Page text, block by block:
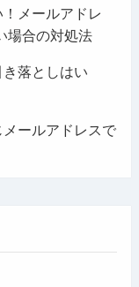
メールアドレ
場合の対処法
落としはい
ールアドレスで